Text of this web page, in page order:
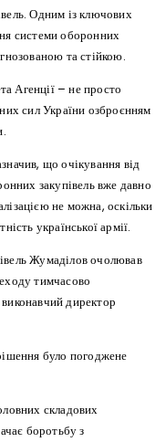
Одним із ключових
системи оборонних
та стійкою.
Агенції – не просто
сил України озброєнням
що очікування від
закупівель вже давно
не можна, оскільки
української армії.
Жумаділов очолював
тимчасово
директор
було погоджене
складових
боротьбу з